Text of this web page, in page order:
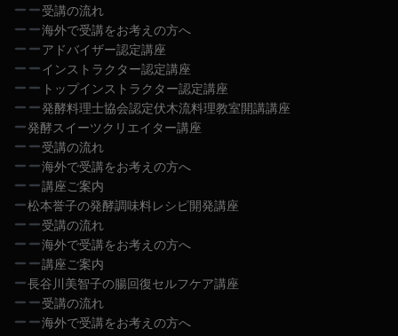
受講の流れ
海外で受講をお考えの方へ
アドバイザー認定講座
インストラクター認定講座
トップインストラクター認定講座
発酵料理士協会認定伏木流料理教室開講講座
発酵スイーツクリエイター講座
受講の流れ
海外で受講をお考えの方へ
講座ご案内
松本誉子の発酵調味料レシピ開発講座
受講の流れ
海外で受講をお考えの方へ
講座ご案内
長谷川美智子の腸回復セルフケア講座
受講の流れ
海外で受講をお考えの方へ